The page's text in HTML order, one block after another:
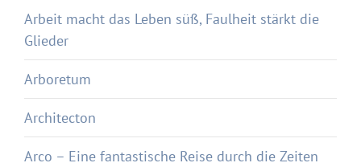
Arbeit macht das Leben süß, Faulheit stärkt die
Glieder
Arboretum
Architecton
Arco – Eine fantastische Reise durch die Zeiten